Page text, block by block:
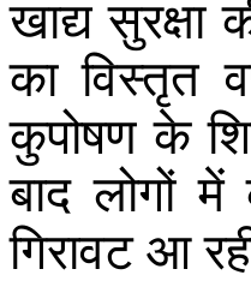
खाद्य सुरक्षा
का विस्तृत
कुपोषण के
बाद लोगों में
गिरावट आ